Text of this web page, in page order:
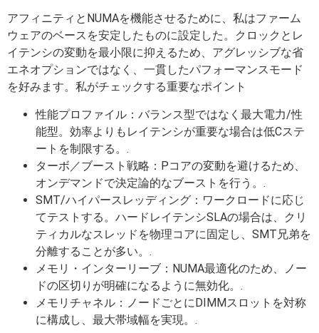
アフィニティとNUMAを機能させるために、私はファーム
ウェアのベースを安定したものに設定した。クロックとレ
イテンシの変動を最小限に抑えるため、アグレッシブな省
エネオプションではなく、一貫したパフォーマンスモード
を好みます。私がチェックする重要なポイント
性能プロファイル：バランス型ではなく最大電力/性
能型。効率よりもレイテンシが重要な場合は低Cステ
ートを制限する。.
ターボ／ブースト戦略：Pコアの変動を避けるため、
オンデマンドで決定論的なブーストを行う。.
SMT/ハイパースレッディング：ワークロードに応じ
てテストする。ハードレイテンシSLAの場合は、クリ
ティカルなスレッドを物理コアに固定し、SMT兄弟を
分離することが多い。.
メモリ・インターリーブ：NUMA最適化のため、ノー
ドの区切りが明確になるように無効化。.
メモリチャネル：ノードごとにDIMMスロットを対称
に構成し、最大帯域幅を実現。.